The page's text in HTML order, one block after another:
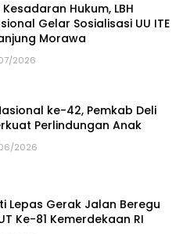
Hukum, LBH
Gelar Sosialisasi UU ITE
Morawa
2026
ke-42, Pemkab Deli
Perlindungan Anak
2026
Lepas Gerak Jalan Beregu
Ke-81 Kemerdekaan RI